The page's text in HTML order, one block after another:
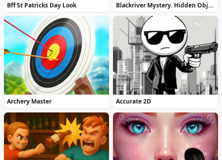
Bff St Patricks Day Look Blackriver Mystery. Hidden Objects
Archery Master Accurate 2D